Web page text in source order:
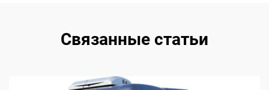
Связанные статьи